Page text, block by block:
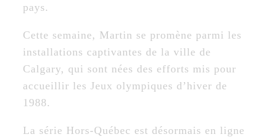
pays.
Cette semaine, Martin se promène parmi les
installations captivantes de la ville de
Calgary, qui sont nées des efforts mis pour
accueillir les Jeux olympiques d’hiver de
1988.
La série Hors-Québec est désormais en ligne